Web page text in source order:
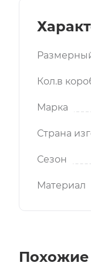
Кол.в
Марка
Страна
Сезон
Материал
Похожие